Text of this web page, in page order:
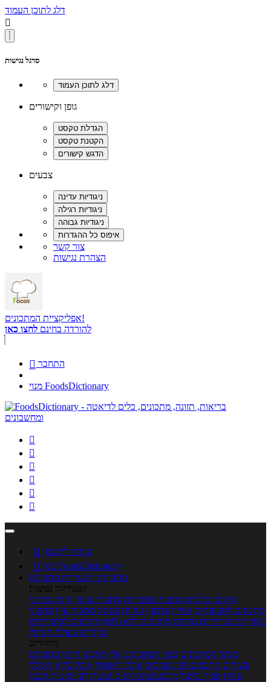
דלג לתוכן העמוד

סרגל נגישות
גופן וקישורים
צבעים
צור קשר
הצהרת נגישות
אפליקציית המתכונים!
להורדה בחינם לחצו כאן
 התחבר
מנוי FoodsDictionary






 כניסה לחשבון

מנוי FoodsDictionary
מתכונים קטגוריות מתכונים
קטגוריות נפוצות
מתכוני סלטים מתכוני פשטידות מתכוני עוגות אוכל צמחוני
מתכונים לטבעוניים אפייה מוקפץ עוגיות פסטה מתכוני עוף מתכוני
בשר מתכוני ילדים מרקים מתכונים ללא גלוטן מתכונים לסוכרתיים
טרנדים בעולם האוכל
מיוחדים
מנתח המתכונים ספר המתכונים שלי מתכוני וידאו מתכונים
עשירים מתכונים לפי מצרכים אוכל דיאטטי אוכל בריא מאכלי
עדות ספרי בישול מתכונים לפי חגים ועונות לפי שיטות הכנה